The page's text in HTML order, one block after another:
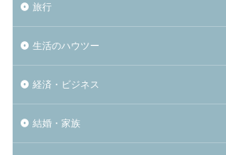
旅行
生活のハウツー
経済・ビジネス
結婚・家族